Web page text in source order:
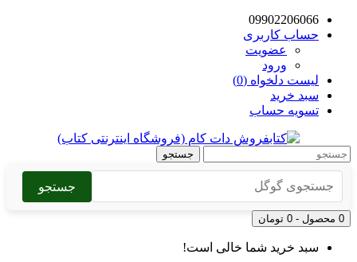
09902206066
حساب کاربری
عضویت
ورود
لیست دلخواه (0)
سبد خرید
تسویه حساب
جستجو
جستجو
0 محصول - 0 تومان
سبد خرید شما خالی است!